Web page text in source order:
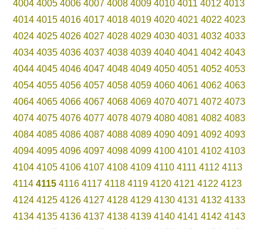
4004 4005 4006 4007 4008 4009 4010 4011 4012 4013
4014 4015 4016 4017 4018 4019 4020 4021 4022 4023
4024 4025 4026 4027 4028 4029 4030 4031 4032 4033
4034 4035 4036 4037 4038 4039 4040 4041 4042 4043
4044 4045 4046 4047 4048 4049 4050 4051 4052 4053
4054 4055 4056 4057 4058 4059 4060 4061 4062 4063
4064 4065 4066 4067 4068 4069 4070 4071 4072 4073
4074 4075 4076 4077 4078 4079 4080 4081 4082 4083
4084 4085 4086 4087 4088 4089 4090 4091 4092 4093
4094 4095 4096 4097 4098 4099 4100 4101 4102 4103
4104 4105 4106 4107 4108 4109 4110 4111 4112 4113
4114 4115 4116 4117 4118 4119 4120 4121 4122 4123
4124 4125 4126 4127 4128 4129 4130 4131 4132 4133
4134 4135 4136 4137 4138 4139 4140 4141 4142 4143